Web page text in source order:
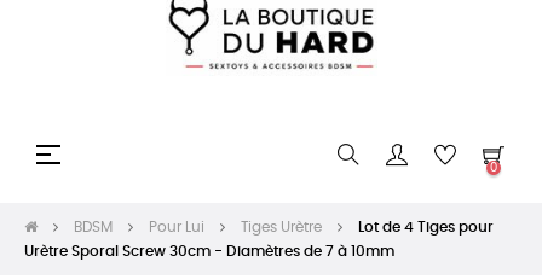
Basculer
☰
0
BDSM Pour Lui Tiges Urètre
Lot de 4 Tiges pour
Urètre Sporal Screw 30cm - Diamètres de 7 à 10mm